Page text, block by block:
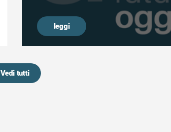
leggi
Vedi tutti